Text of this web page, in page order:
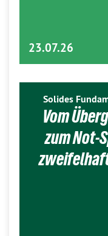
23.07.26
Solides
Vom
zum Not-